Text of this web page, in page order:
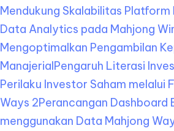
Mendukung Skalabilitas Platform
Data Analytics pada Mahjong
Mengoptimalkan Pengambilan
ManajerialPengaruh Literasi
Perilaku Investor Saham melalui
Ways 2Perancangan Dashboard
menggunakan Data Mahjong